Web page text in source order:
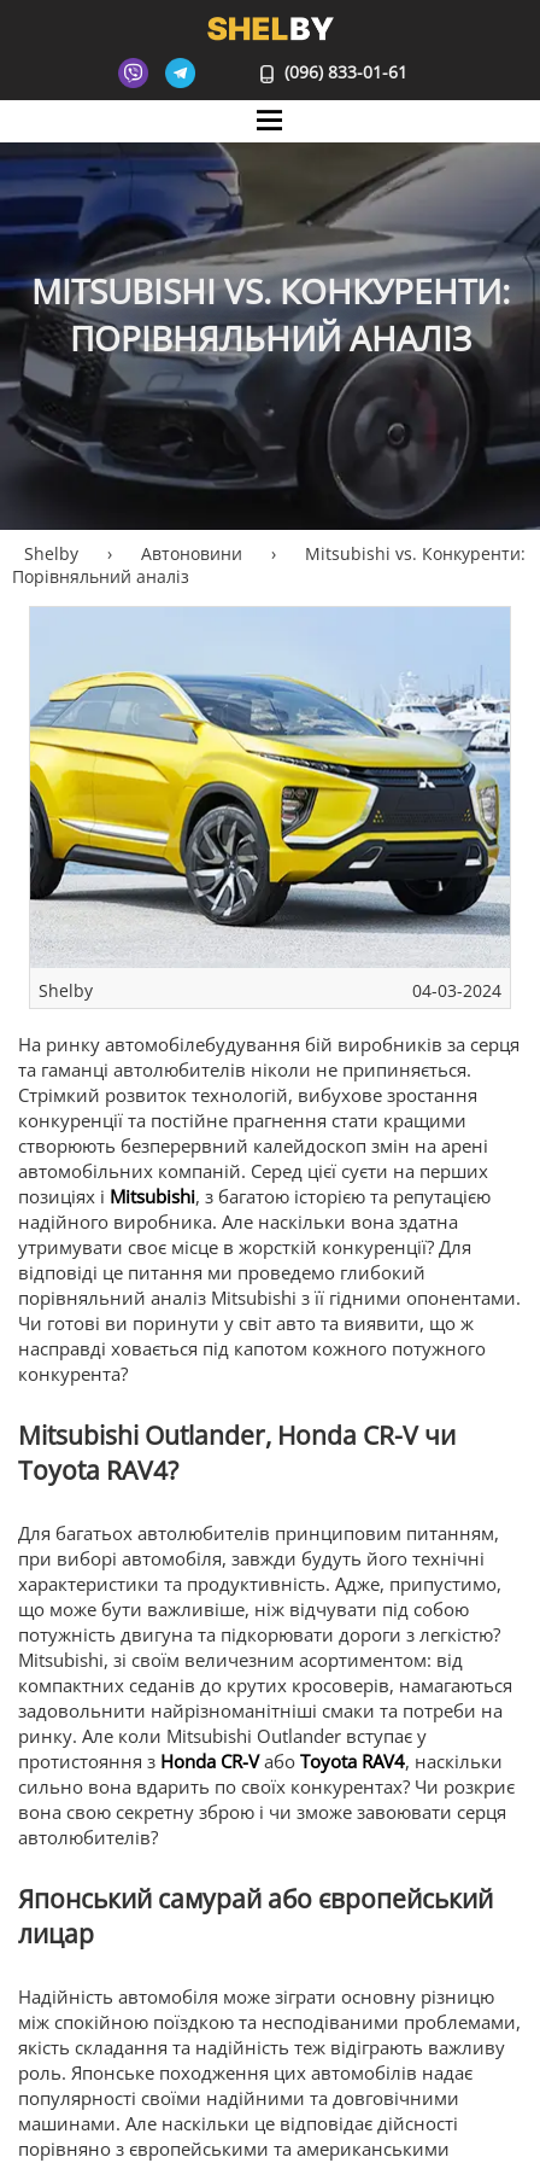
(096) 833-01-61
Mane
MITSUBISHI VS. КОНКУРЕНТИ:
ПОРІВНЯЛЬНИЙ АНАЛІЗ
Shelby › Автоновини ›
Mitsubishi vs. Конкуренти:
Порівняльний аналіз
Shelby 04-03-2024
На ринку автомобілебудування бій виробників за серця
та гаманці автолюбителів ніколи не припиняється.
Стрімкий розвиток технологій, вибухове зростання
конкуренції та постійне прагнення стати кращими
створюють безперервний калейдоскоп змін на арені
автомобільних компаній. Серед цієї суєти на перших
позиціях і Mitsubishi, з багатою історією та репутацією
надійного виробника. Але наскільки вона здатна
утримувати своє місце в жорсткій конкуренції? Для
відповіді це питання ми проведемо глибокий
порівняльний аналіз Mitsubishi з її гідними опонентами.
Чи готові ви поринути у світ авто та виявити, що ж
насправді ховається під капотом кожного потужного
конкурента?
Mitsubishi Outlander, Honda CR-V чи
Toyota RAV4?
Для багатьох автолюбителів принциповим питанням,
при виборі автомобіля, завжди будуть його технічні
характеристики та продуктивність. Адже, припустимо,
що може бути важливіше, ніж відчувати під собою
потужність двигуна та підкорювати дороги з легкістю?
Mitsubishi, зі своїм величезним асортиментом: від
компактних седанів до крутих кросоверів, намагаються
задовольнити найрізноманітніші смаки та потреби на
ринку. Але коли Mitsubishi Outlander вступає у
протистояння з Honda CR-VабоToyota RAV4, наскільки
сильно вона вдарить по своїх конкурентах? Чи розкриє
вона свою секретну зброю і чи зможе завоювати серця
автолюбителів?
Японський самурай або європейський
лицар
Надійність автомобіля може зіграти основну різницю
між спокійною поїздкою та несподіваними проблемами,
якість складання та надійність теж відіграють важливу
роль. Японське походження цих автомобілів надає
популярності своїми надійними та довговічними
машинами. Але наскільки це відповідає дійсності
порівняно з європейськими та американськими